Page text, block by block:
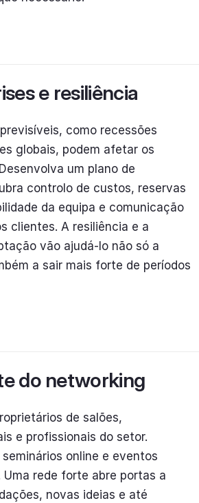
e resiliência
como recessões
globais, podem afetar os
um plano de
controlo de custos, reservas
da equipa e comunicação
clientes. A resiliência e a
vão ajudá-lo não só a
a sair mais forte de períodos
do networking
de salões,
e profissionais do setor.
online e eventos
Uma rede forte abre portas a
novas ideias e até